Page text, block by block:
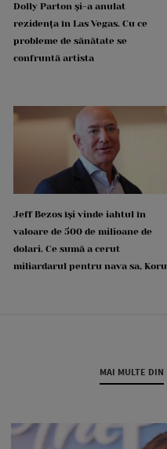
Dolly Parton și-a anulat
rezidența în Las Vegas. Cu ce
probleme de sănătate se
confruntă artista
Jeff Bezos își vinde iahtul în
valoare de 500 de milioane de
dolari. Ce sumă a cerut
miliardarul pentru nava sa, Koru
MAI MULTE DIN